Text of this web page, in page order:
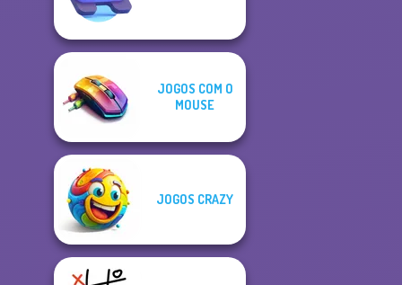
JOGOS COM O
MOUSE
JOGOS CRAZY